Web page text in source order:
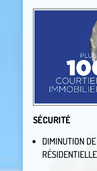
SÉCURITÉ
DIMINUTION